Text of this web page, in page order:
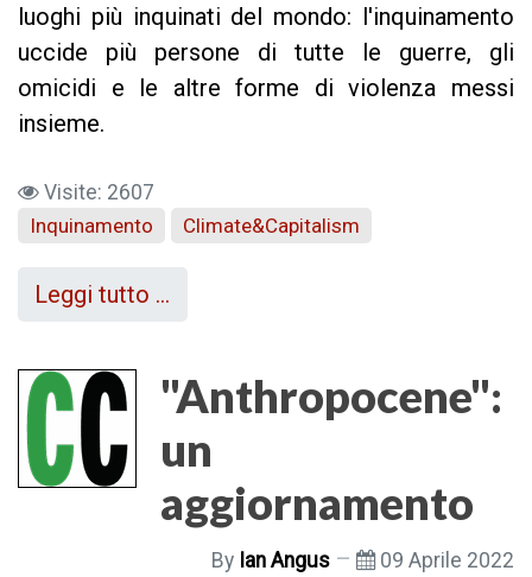
luoghi più inquinati del mondo: l'inquinamento
uccide più persone di tutte le guerre, gli
omicidi e le altre forme di violenza messi
insieme.
Visite: 2607
Inquinamento
Climate&Capitalism
Leggi tutto …
"Anthropocene":
un
aggiornamento
By Ian Angus 09 Aprile 2022